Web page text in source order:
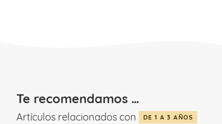
razones de por la que ocurren accidentes
con la orina.
Te recomendamos …
Artículos relacionados con DE 1 A 3 AÑOS